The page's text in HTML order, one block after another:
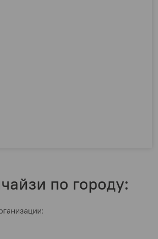
по городу: